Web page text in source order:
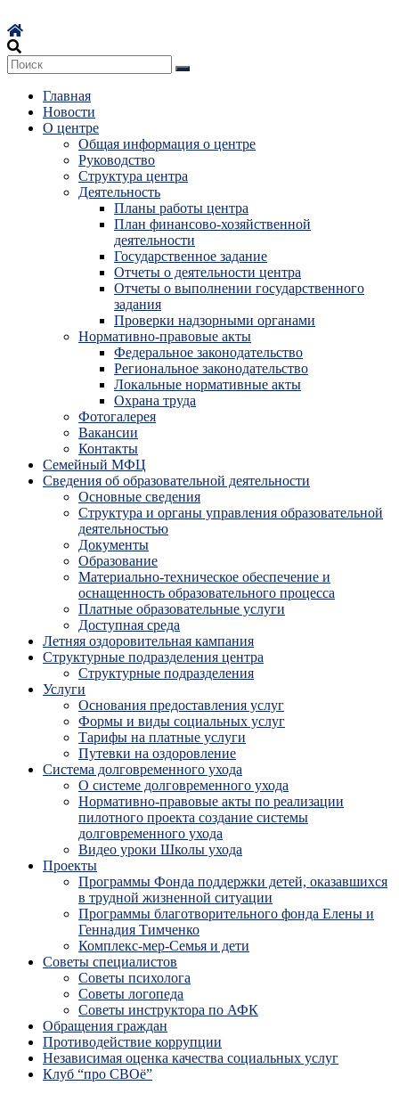
к
содержимому
Главная
Новости
О центре
Общая информация о центре
Руководство
Структура центра
Деятельность
Планы работы центра
План финансово-хозяйственной
деятельности
Государственное задание
Отчеты о деятельности центра
Отчеты о выполнении государственного
задания
Проверки надзорными органами
Нормативно-правовые акты
Федеральное законодательство
Региональное законодательство
Локальные нормативные акты
Охрана труда
Фотогалерея
Вакансии
Контакты
Семейный МФЦ
Сведения об образовательной деятельности
Основные сведения
Структура и органы управления образовательной
деятельностью
Документы
Образование
Материально-техническое обеспечение и
оснащенность образовательного процесса
Платные образовательные услуги
Доступная среда
Летняя оздоровительная кампания
Структурные подразделения центра
Структурные подразделения
Услуги
Основания предоставления услуг
Формы и виды социальных услуг
Тарифы на платные услуги
Путевки на оздоровление
Система долговременного ухода
О системе долговременного ухода
Нормативно-правовые акты по реализации
пилотного проекта создание системы
долговременного ухода
Видео уроки Школы ухода
Проекты
Программы Фонда поддержки детей, оказавшихся
в трудной жизненной ситуации
Программы благотворительного фонда Елены и
Геннадия Тимченко
Комплекс-мер-Семья и дети
Советы специалистов
Советы психолога
Советы логопеда
Советы инструктора по АФК
Обращения граждан
Противодействие коррупции
Независимая оценка качества социальных услуг
Клуб “про СВОё”